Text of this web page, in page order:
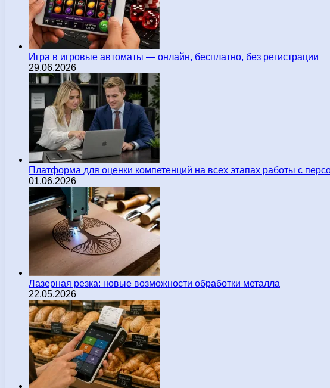
Игра в игровые автоматы — онлайн, бесплатно, без регистрации
29.06.2026
Платформа для оценки компетенций на всех этапах работы с
01.06.2026
Лазерная резка: новые возможности обработки металла
22.05.2026